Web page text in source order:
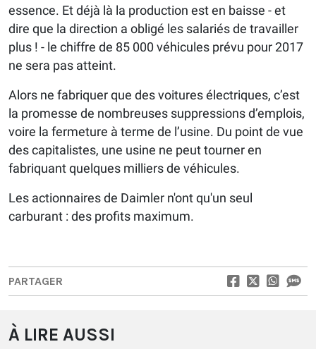
essence. Et déjà là la production est en baisse - et
dire que la direction a obligé les salariés de travailler
plus ! - le chiffre de 85 000 véhicules prévu pour 2017
ne sera pas atteint.
Alors ne fabriquer que des voitures électriques, c’est
la promesse de nombreuses suppressions d’emplois,
voire la fermeture à terme de l’usine. Du point de vue
des capitalistes, une usine ne peut tourner en
fabriquant quelques milliers de véhicules.
Les actionnaires de Daimler n'ont qu'un seul
carburant : des profits maximum.
PARTAGER
À LIRE AUSSI